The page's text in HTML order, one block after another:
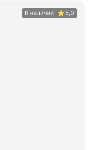
В наличии 5,0